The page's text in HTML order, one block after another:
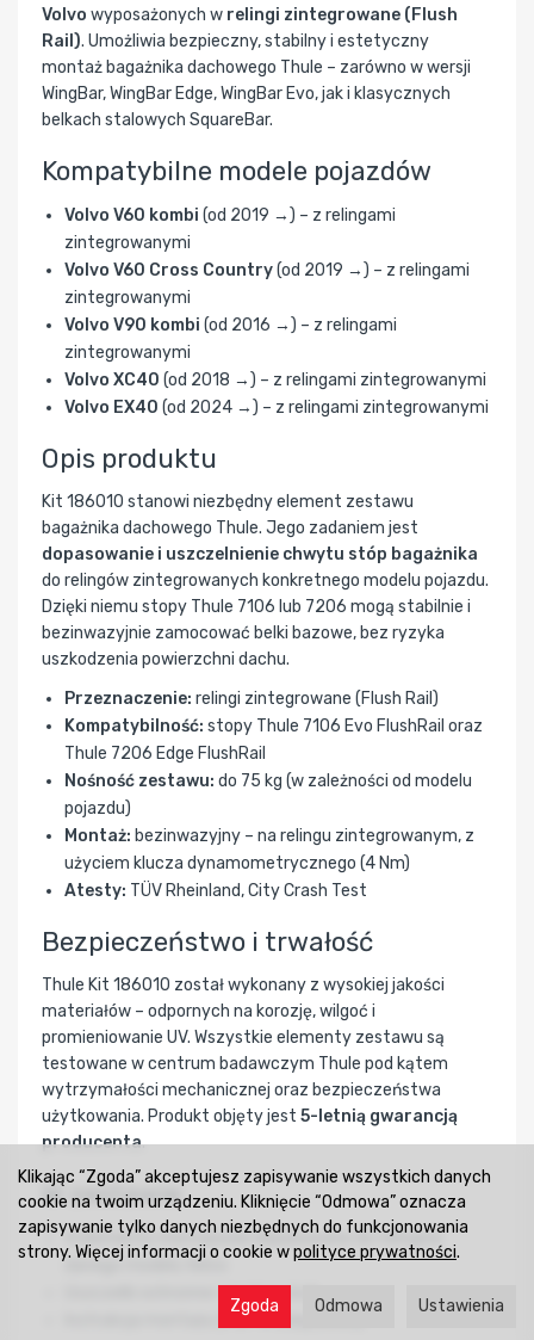
Volvo wyposażonych w relingi zintegrowane (Flush
Rail). Umożliwia bezpieczny, stabilny i estetyczny
montaż bagażnika dachowego Thule – zarówno w wersji
WingBar, WingBar Edge, WingBar Evo, jak i klasycznych
belkach stalowych SquareBar.
Kompatybilne modele pojazdów
Volvo V60 kombi (od 2019 →) – z relingami
zintegrowanymi
Volvo V60 Cross Country(od 2019 →) – z relingami
zintegrowanymi
Volvo V90 kombi (od 2016 →) – z relingami
zintegrowanymi
Volvo XC40 (od 2018 →) – z relingami zintegrowanymi
Volvo EX40 (od 2024 →) – z relingami zintegrowanymi
Opis produktu
Kit 186010 stanowi niezbędny element zestawu
bagażnika dachowego Thule. Jego zadaniem jest
dopasowanie i uszczelnienie chwytu stóp bagażnika
do relingów zintegrowanych konkretnego modelu pojazdu.
Dzięki niemu stopy Thule 7106 lub 7206 mogą stabilnie i
bezinwazyjnie zamocować belki bazowe, bez ryzyka
uszkodzenia powierzchni dachu.
Przeznaczenie: relingi zintegrowane (Flush Rail)
Kompatybilność: stopy Thule 7106 Evo FlushRail oraz
Thule 7206 Edge FlushRail
Nośność zestawu: do 75 kg (w zależności od modelu
pojazdu)
Montaż: bezinwazyjny – na relingu zintegrowanym, z
użyciem klucza dynamometrycznego (4 Nm)
Atesty: TÜV Rheinland, City Crash Test
Bezpieczeństwo i trwałość
Thule Kit 186010 został wykonany z wysokiej jakości
materiałów – odpornych na korozję, wilgoć i
promieniowanie UV. Wszystkie elementy zestawu są
testowane w centrum badawczym Thule pod kątem
wytrzymałości mechanicznej oraz bezpieczeństwa
użytkowania. Produkt objęty jest 5-letnią gwarancją
producenta.
W zestawie
4 elementy montażowe dopasowane do relingów
danego modelu Volvo
Instrukcja montażu (PDF w załączniku)
Klikając “Zgoda” akceptujesz zapisywanie wszystkich danych
cookie na twoim urządzeniu. Kliknięcie “Odmowa” oznacza
zapisywanie tylko danych niezbędnych do funkcjonowania
strony. Więcej informacji o cookie wpolityce prywatności.
Ustawienia
Odmowa
Zgoda